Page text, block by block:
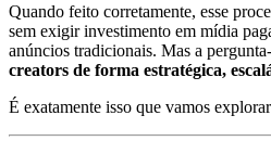
Quando feito corretamente, esse
sem exigir investimento em mídia
anúncios tradicionais. Mas a
creators de forma estratégica,
É exatamente isso que vamos